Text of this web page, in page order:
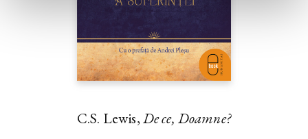
C.S. Lewis,De ce, Doamne?